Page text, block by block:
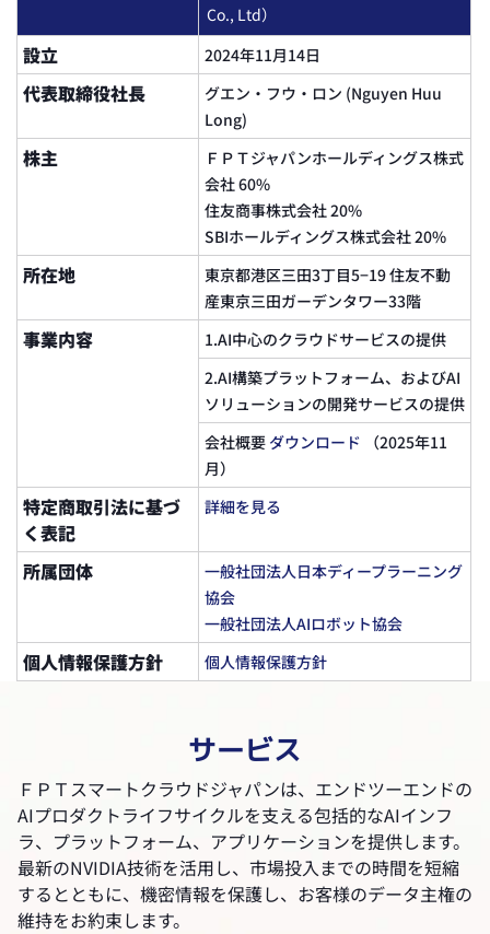
1つ目は「テクノロジー」です。常に最新の技
術トレンドを学び、基幹プラットフォームに
取り入れ、卓越した顧客体験と運用の最適化
2つ目は「人材」です。これが私たちの最も重
要な資産です。公平で透明な職場環境を育成
し、無限のイノベーションと創造性を奨励す
ることにコミットしています。
3つ目は「事業開発」です。コンサルティング
から実装に至るまで、デジタルトランスフォ
ーメーションを支援する製品とサービスを絶
えず拡大し、強化しています。
日本国内の豊富な人材、先進技術能力、そし
てグローバルパートナーシップネットワーク
を活用し、ＦＰＴスマートクラウドジャパン
は、日本政府、企業、パートナーと共にＡＩ
トランスフォーメーションの旅を推進し、日
本とベトナムが共有する「AI国家」ビジョン
Co., Ltd）
設立 2024年11月14日
代表取締役社長
グエン・フウ・ロン (Nguyen Huu
Long)
株主
ＦＰＴジャパンホールディングス株式
会社 60%
住友商事株式会社 20%
SBIホールディングス株式会社 20%
所在地
東京都港区三田3丁目5−19 住友不動
産東京三田ガーデンタワー33階
事業内容
1.AI中心のクラウドサービスの提供
2.AI構築プラットフォーム、およびAI
ソリューションの開発サービスの提供
会社概要 ダウンロード （2025年11
月）
特定商取引法に基づ
く表記
詳細を見る
所属団体
一般社団法人日本ディープラーニング
協会
一般社団法人AIロボット協会
個人情報保護方針 個人情報保護方針
サービス
ＦＰＴスマートクラウドジャパンは、エンドツーエンドの
AIプロダクトライフサイクルを支える包括的なAIインフ
ラ、プラットフォーム、アプリケーションを提供します。
最新のNVIDIA技術を活用し、市場投入までの時間を短縮
するとともに、機密情報を保護し、お客様のデータ主権の
維持をお約束します。